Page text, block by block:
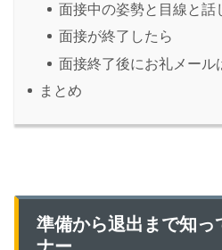
面接中の姿勢と目線と話
面接が終了したら
面接終了後にお礼メール
まとめ
準備から退出まで知っ